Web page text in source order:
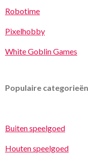
Robotime
Pixelhobby
White Goblin Games
Populaire categorieën
Buiten speelgoed
Houten speelgoed